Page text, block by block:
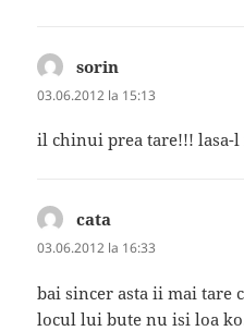
sorin
03.06.2012 la 15:13
il chinui prea tare!!! lasa-l
cata
03.06.2012 la 16:33
bai sincer asta ii mai tare
locul lui bute nu isi loa